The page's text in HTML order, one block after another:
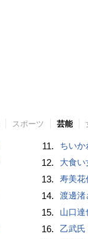
スポーツ 芸能
11. ちいか
12. 大食
13. 寿美花
14. 渡邊渚
15. 山口
16. 乙武氏